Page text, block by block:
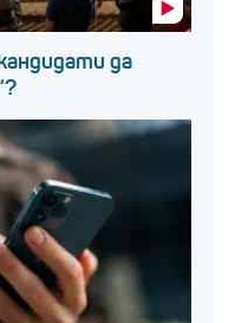
да